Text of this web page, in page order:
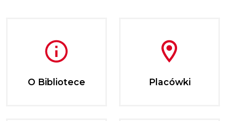
O Bibliotece Placówki